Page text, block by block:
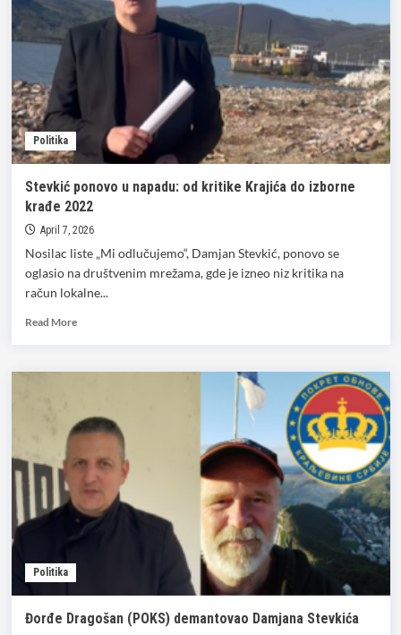
NETAČNE:
šta
dogodilo
u
Debelom
Lugu!
Politika
Stevkić ponovo u napadu: od kritike Krajića do izborne
krađe 2022
April 7, 2026
Nosilac liste „Mi odlučujemo“, Damjan Stevkić, ponovo se
oglasio na društvenim mrežama, gde je izneo niz kritika na
račun lokalne...
Read MoreRead
Stevkić
napadu:
od
kritike
Krajića
do
izborne
krađe
Politika
Đorđe Dragošan (POKS) demantovao Damjana Stevkića